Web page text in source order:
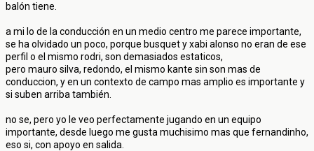
balón tiene.
a mi lo de la conducción en un medio centro me parece importante,
se ha olvidado un poco, porque busquet y xabi alonso no eran de ese
perfil o el mismo rodri, son demasiados estaticos,
pero mauro silva, redondo, el mismo kante sin son mas de
conduccion, y en un contexto de campo mas amplio es importante y
si suben arriba también.
no se, pero yo le veo perfectamente jugando en un equipo
importante, desde luego me gusta muchisimo mas que fernandinho,
eso si, con apoyo en salida.